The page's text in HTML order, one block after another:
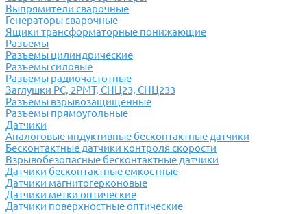
Выпрямители сварочные
Генераторы сварочные
Ящики трансформаторные понижающие
Разъемы
Разъемы цилиндрические
Разъемы силовые
Разъемы радиочастотные
Заглушки РС, 2РМТ, СНЦ23, СНЦ233
Разъемы взрывозащищенные
Разъемы прямоугольные
Датчики
Аналоговые индуктивные бесконтактные датчики
Бесконтактные датчики контроля скорости
Взрывобезопасные бесконтактные датчики
Датчики бесконтактные емкостные
Датчики магнитогерконовые
Датчики метки оптические
Датчики поверхностные оптические